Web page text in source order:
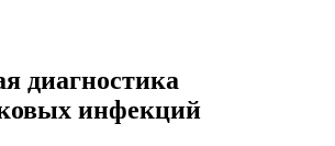
диагностика
инфекций